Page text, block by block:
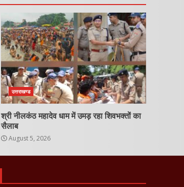
उत्तराखण्ड
श्री नीलकंठ महादेव धाम में उमड़ रहा शिवभक्तों का
सैलाब
August 5, 2026